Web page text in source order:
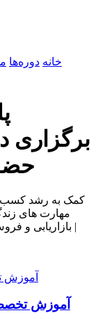
خانه دوره‌ها
برگزاری
کمک به رشد کسب
مهارت های
بازاریابی و
آموزش